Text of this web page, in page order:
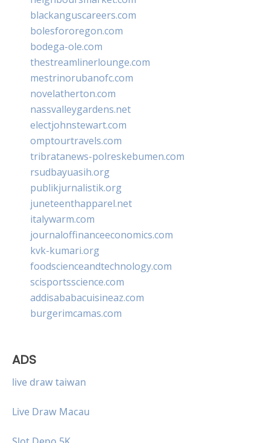
blackanguscareers.com
bolesfororegon.com
bodega-ole.com
thestreamlinerlounge.com
mestrinorubanofc.com
novelatherton.com
nassvalleygardens.net
electjohnstewart.com
omptourtravels.com
tribratanews-polreskebumen.com
rsudbayuasih.org
publikjurnalistik.org
juneteenthapparel.net
italywarm.com
journaloffinanceeconomics.com
kvk-kumari.org
foodscienceandtechnology.com
scisportsscience.com
addisababacuisineaz.com
burgerimcamas.com
ADS
live draw taiwan
Live Draw Macau